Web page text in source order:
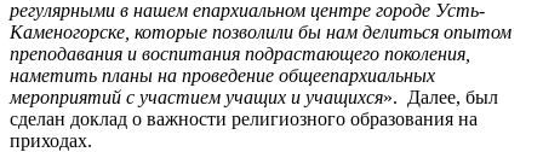
регулярными в нашем епархиальном центре городе Усть-
Каменогорске, которые позволили бы нам делиться опытом
преподавания и воспитания подрастающего поколения,
наметить планы на проведение общеепархиальных
мероприятий с участием учащих и учащихся». Далее, был
сделан доклад о важности религиозного образования на
приходах.